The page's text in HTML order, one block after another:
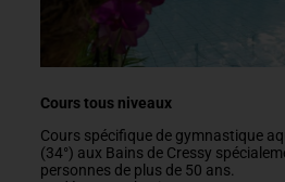
Cours tous niveaux
Cours spécifique de gymnastique
(34°) aux Bains de Cressy
personnes de plus de 50 ans.